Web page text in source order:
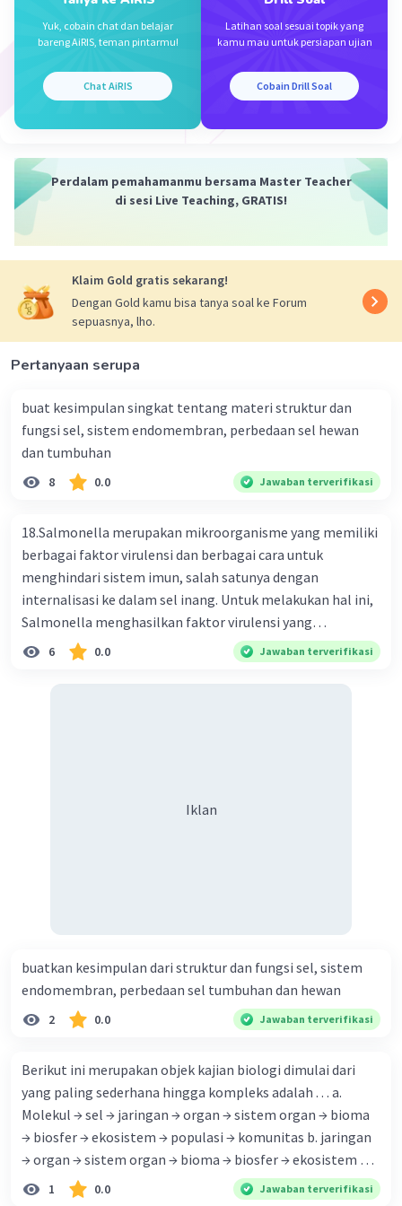
organ adalah:
C. Infeksi usus halus
Infeksi usus halus adalah permasalahan
yang terjadi pada tingkat organ tubuh
sungai (A), perbedaan struktur sel hewan
dan tumbuhan (B), perkembangbiakan
gangguan sistem pencernaan (E), lebih
terkait dengan tingkat organisme, sel,
atau sistem, bukan pada tingkat organ.
Yuk, cobain chat dan belajar
bareng AiRIS, teman pintarmu!
Chat AiRIS
Latihan soal sesuai topik yang
kamu mau untuk persiapan ujian
Cobain Drill Soal
Perdalam pemahamanmu bersama Master Teacher
di sesi Live Teaching, GRATIS!
Klaim Gold gratis sekarang!
Dengan Gold kamu bisa tanya soal ke Forum
sepuasnya, lho.
Pertanyaan serupa
buat kesimpulan singkat tentang materi struktur dan
fungsi sel, sistem endomembran, perbedaan sel hewan
dan tumbuhan
8 0.0 Jawaban terverifikasi
18.Salmonella merupakan mikroorganisme yang memiliki
berbagai faktor virulensi dan berbagai cara untuk
menghindari sistem imun, salah satunya dengan
internalisasi ke dalam sel inang. Untuk melakukan hal ini,
Salmonella menghasilkan faktor virulensi yang
menyebabkan sel inang menelannya, mekanisme ini mirip
dengan fagositosis. Selanjutnya sel Salmonella akan hidup
melakukan internalisasi dengan mengendalikan aktivitas
6 0.0 Jawaban terverifikasi
Iklan
buatkan kesimpulan dari struktur dan fungsi sel, sistem
endomembran, perbedaan sel tumbuhan dan hewan
2 0.0 Jawaban terverifikasi
Berikut ini merupakan objek kajian biologi dimulai dari
yang paling sederhana hingga kompleks adalah . . . a.
Molekul → sel → jaringan → organ → sistem organ → bioma
→ biosfer → ekosistem → populasi → komunitas b. jaringan
→ organ → sistem organ → bioma → biosfer → ekosistem →
individu → sel → molekul → populasi c. jaringan → organ →
1 0.0 Jawaban terverifikasi